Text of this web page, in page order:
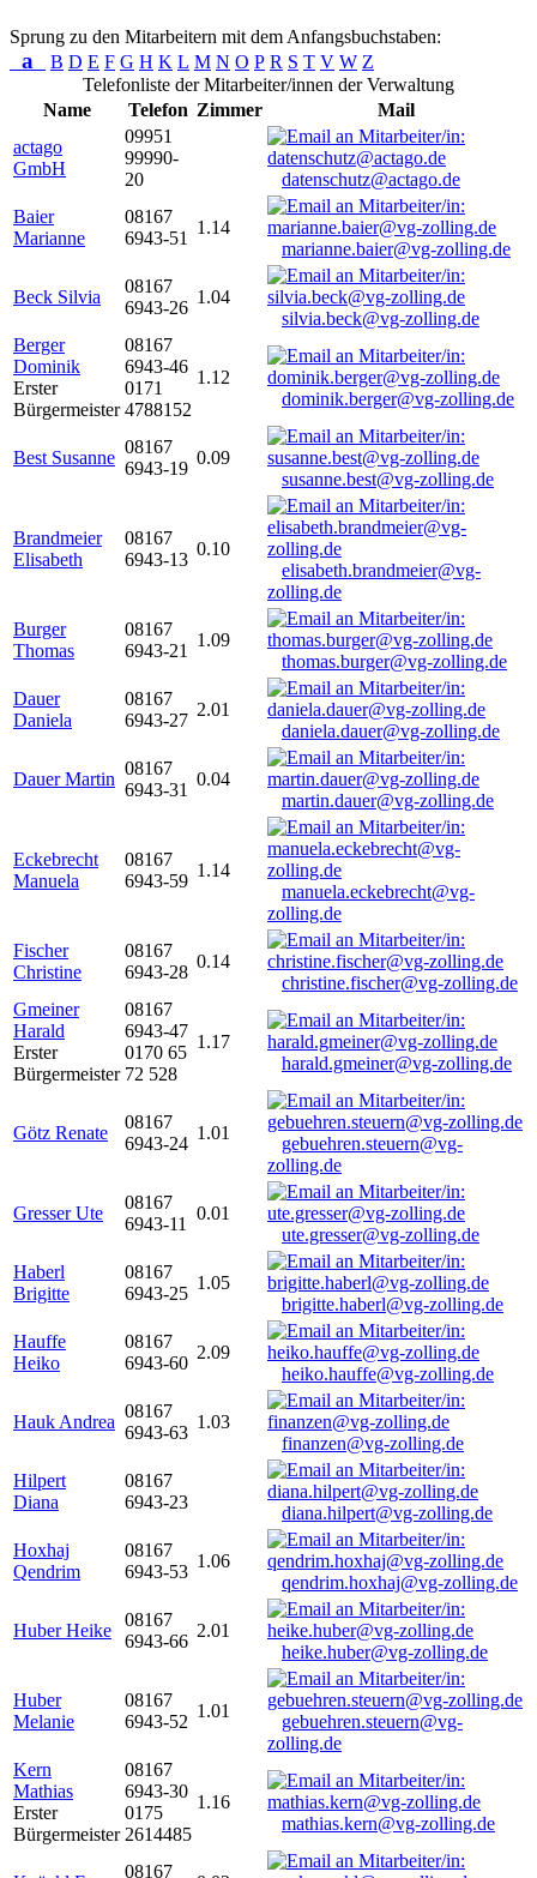
Sprung zu den Mitarbeitern mit dem Anfangsbuchstaben:
a B D E F G H K L M N O P R S T V W Z
Telefonliste der Mitarbeiter/innen der Verwaltung
Name
Telefon Zimmer
Mail
actago
GmbH
09951
99990-
20
datenschutz@actago.de
Baier
Marianne
08167
6943-51
1.14
marianne.baier@vg-zolling.de
Beck Silvia
08167
6943-26
1.04
silvia.beck@vg-zolling.de
Berger
Dominik
Erster
Bürgermeister
08167
6943-46
0171
4788152
1.12
dominik.berger@vg-zolling.de
Best Susanne
08167
6943-19
0.09
susanne.best@vg-zolling.de
Brandmeier
Elisabeth
08167
6943-13
0.10
elisabeth.brandmeier@vg-
zolling.de
Burger
Thomas
08167
6943-21
1.09
thomas.burger@vg-zolling.de
Dauer
Daniela
08167
6943-27
2.01
daniela.dauer@vg-zolling.de
Dauer Martin
08167
6943-31
0.04
martin.dauer@vg-zolling.de
Eckebrecht
Manuela
08167
6943-59
1.14
manuela.eckebrecht@vg-
zolling.de
Fischer
Christine
08167
6943-28
0.14
christine.fischer@vg-zolling.de
Gmeiner
Harald
Erster
Bürgermeister
08167
6943-47
0170 65
72 528
1.17
harald.gmeiner@vg-zolling.de
Götz Renate
08167
6943-24
1.01
gebuehren.steuern@vg-
zolling.de
Gresser Ute
08167
6943-11
0.01
ute.gresser@vg-zolling.de
Haberl
Brigitte
08167
6943-25
1.05
brigitte.haberl@vg-zolling.de
Hauffe
Heiko
08167
6943-60
2.09
heiko.hauffe@vg-zolling.de
Hauk Andrea
08167
6943-63
1.03
finanzen@vg-zolling.de
Hilpert
Diana
08167
6943-23
diana.hilpert@vg-zolling.de
Hoxhaj
Qendrim
08167
6943-53
1.06
qendrim.hoxhaj@vg-zolling.de
Huber Heike
08167
6943-66
2.01
heike.huber@vg-zolling.de
Huber
Melanie
08167
6943-52
1.01
gebuehren.steuern@vg-
zolling.de
Kern
Mathias
Erster
Bürgermeister
08167
6943-30
0175
2614485
1.16
mathias.kern@vg-zolling.de
08167